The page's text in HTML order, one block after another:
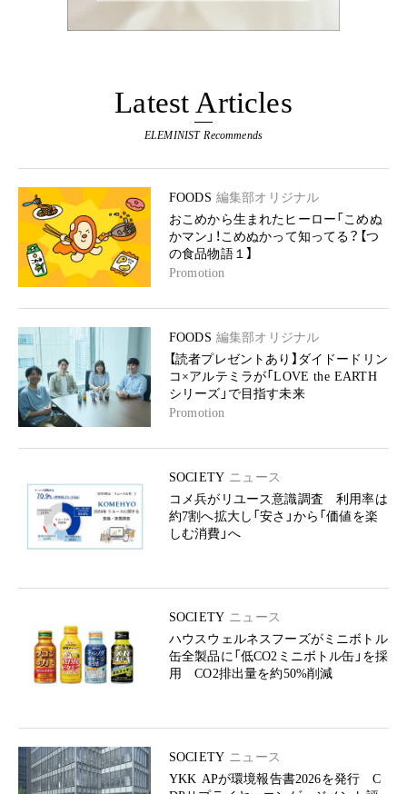
Latest Articles
ELEMINIST Recommends
FOODS 編集部オリジナル
おこめから生まれたヒーロー「こめぬ
かマン」！こめぬかって知ってる？【つ
の食品物語１】
Promotion
FOODS 編集部オリジナル
【読者プレゼントあり】ダイドードリン
コ×アルテミラが「LOVE the EARTH
シリーズ」で目指す未来
Promotion
SOCIETY ニュース
コメ兵がリユース意識調査 利用率は
約7割へ拡大し「安さ」から「価値を楽
しむ消費」へ
SOCIETY ニュース
ハウスウェルネスフーズがミニボトル
缶全製品に「低CO2ミニボトル缶」を採
用 CO2排出量を約50%削減
SOCIETY ニュース
YKK APが環境報告書2026を発行 C